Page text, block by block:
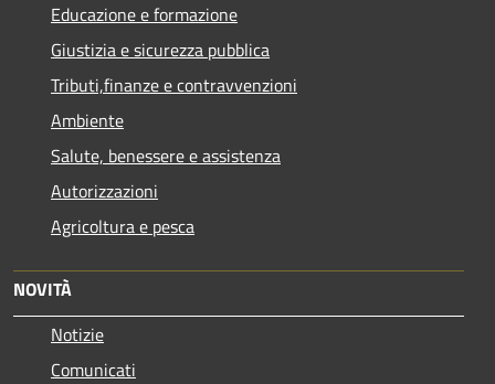
Educazione e formazione
Giustizia e sicurezza pubblica
Tributi,finanze e contravvenzioni
Ambiente
Salute, benessere e assistenza
Autorizzazioni
Agricoltura e pesca
NOVITÀ
Notizie
Comunicati